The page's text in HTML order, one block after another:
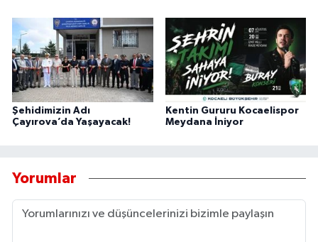
Şehidimizin Adı
Çayırova’da Yaşayacak!
Kentin Gururu Kocaelispor
Meydana İniyor
Yorumlar